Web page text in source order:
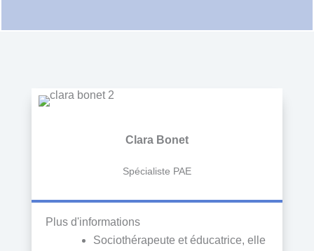
Clara Bonet
Spécialiste PAE
Plus d'informations
Sociothérapeute et éducatrice, elle